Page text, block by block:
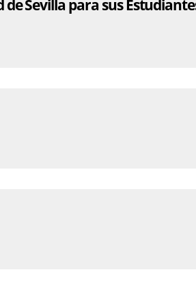
Sevilla para sus